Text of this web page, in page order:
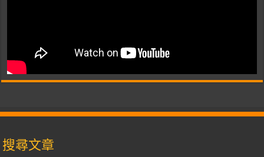
搜尋文章